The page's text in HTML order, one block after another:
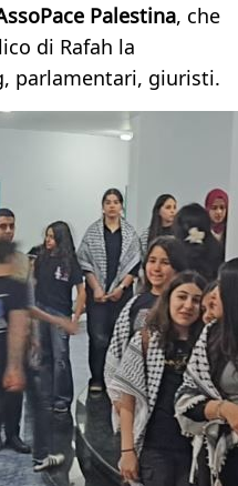
Palestina, che
di Rafah la
parlamentari, giuristi.